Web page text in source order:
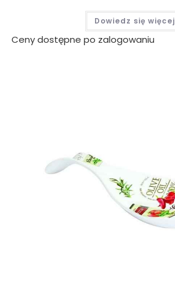
Dowiedz się więcej
Ceny dostępne po zalogowaniu